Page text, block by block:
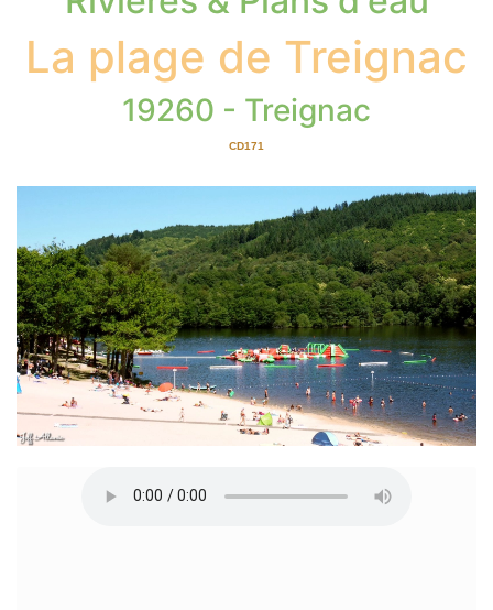
La plage de Treignac
19260 - Treignac
CD171